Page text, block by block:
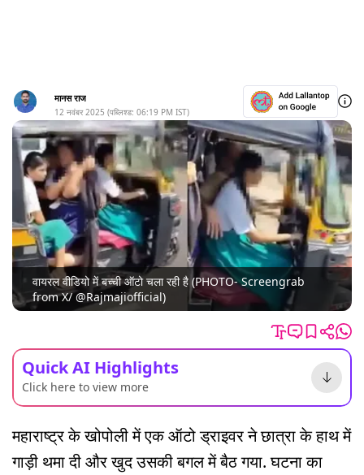
मानस राज
12 नवंबर 2025 (पब्लिश्ड: 06:19 PM IST)
वायरल वीडियो में बच्ची ऑटो चला रही है (PHOTO- Screengrab
from X/ @Rajmajiofficial)
Quick AI Highlights
Click here to view more
महाराष्ट्र के खोपोली में एक ऑटो ड्राइवर ने छात्रा के हाथ में
गाड़ी थमा दी और खुद उसकी बगल में बैठ गया. घटना का